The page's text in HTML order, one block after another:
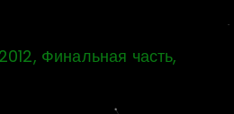
Финальная часть,